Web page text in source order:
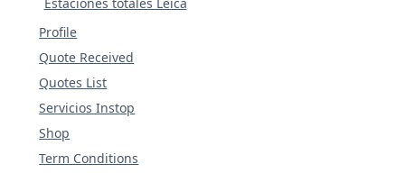
Profile
Quote Received
Quotes List
Servicios Instop
Shop
Term Conditions